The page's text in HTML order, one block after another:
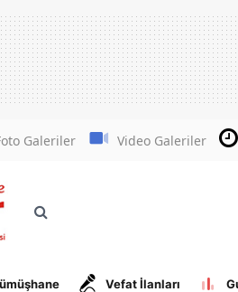
Galeriler Video Galeriler
Vefat İlanları